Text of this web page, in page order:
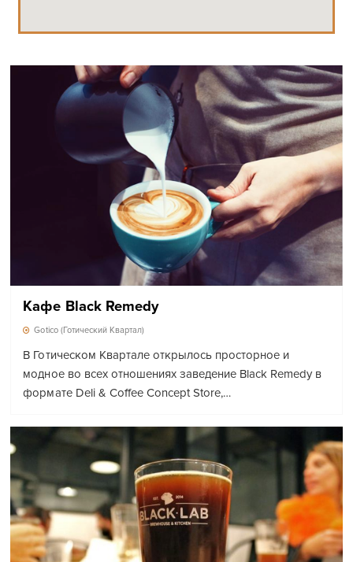
Кафе Black Remedy
Gotico (Готический Квартал)
В Готическом Квартале открылось просторное и
модное во всех отношениях заведение Black Remedy в
формате Deli & Coffee Concept Store,…